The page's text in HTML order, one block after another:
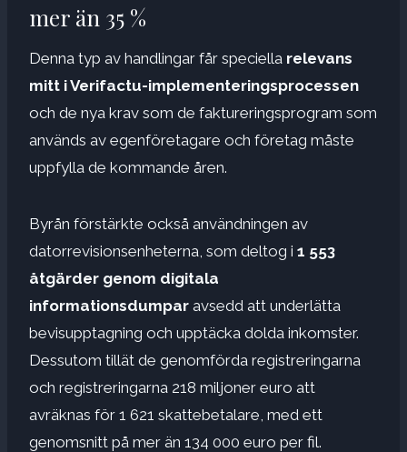
mer än 35 %
Denna typ av handlingar får speciella relevans
mitt i Verifactu-implementeringsprocessen
och de nya krav som de faktureringsprogram som
används av egenföretagare och företag måste
uppfylla de kommande åren.
Byrån förstärkte också användningen av
datorrevisionsenheterna, som deltog i 1 553
åtgärder genom digitala
informationsdumpar avsedd att underlätta
bevisupptagning och upptäcka dolda inkomster.
Dessutom tillät de genomförda registreringarna
och registreringarna 218 miljoner euro att
avräknas för 1 621 skattebetalare, med ett
genomsnitt på mer än 134 000 euro per fil.